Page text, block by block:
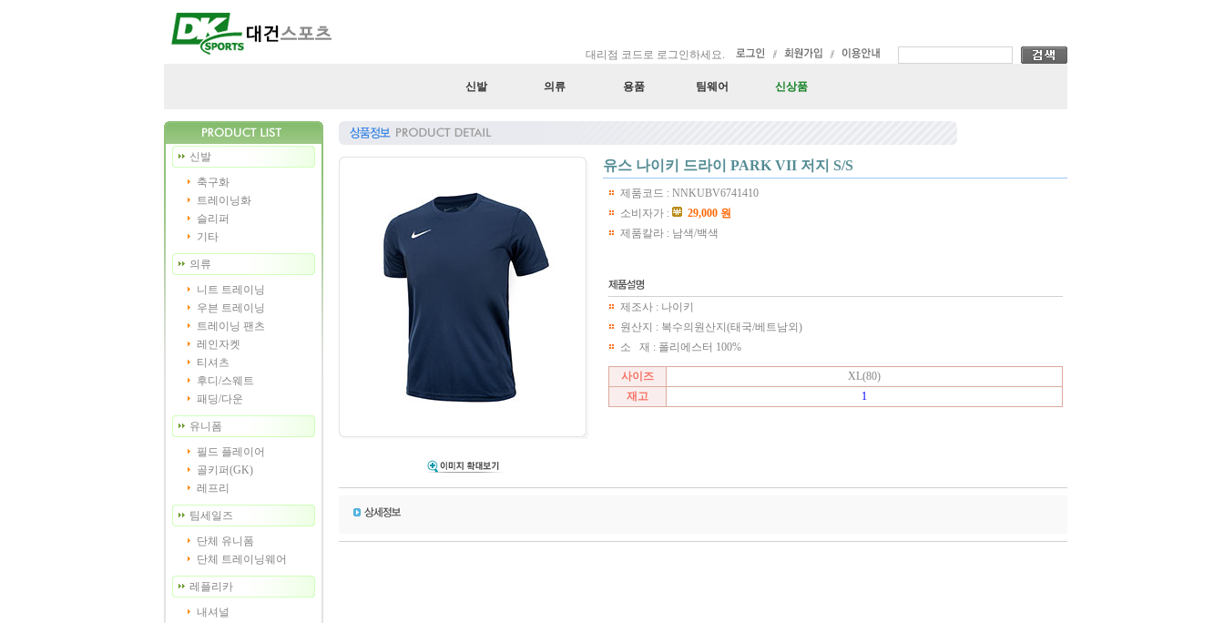
대리점 코드로 로그인하세요.
신발 의류 용품 팀웨어 신상품
신발
축구화
트레이닝화
슬리퍼
기타
의류
니트 트레이닝
우븐 트레이닝
트레이닝 팬츠
레인자켓
티셔츠
후디/스웨트
패딩/다운
유니폼
필드 플레이어
골키퍼(GK)
레프리
팀세일즈
단체 유니폼
단체 트레이닝웨어
레플리카
내셔널
유스 나이키 드라이 PARK VII 저지 S/S
제품코드 : NNKUBV6741410
소비자가 :
29,000 원
제품칼라 : 남색/백색
제조사 : 나이키
원산지 : 복수의원산지(태국/베트남외)
소 재 : 폴리에스터 100%
사이즈
XL(80)
재고
1